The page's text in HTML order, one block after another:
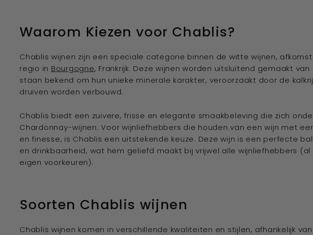
u
r''
Waarom Kiezen voor Chablis?
Chablis wijnen zijn een speciale categorie binnen de witte wijnen,
regio in Bourgogne, Frankrijk. Deze wijnen worden uitsluitend gemaakt
staan bekend om hun unieke minerale karakter, veroorzaakt door de
druiven worden verbouwd.
Chablis biedt een zuivere, frisse en elegante smaakbeleving die zich
Chardonnay-wijnen. Voor wijnliefhebbers die houden van een wijn met
en finesse, is Chablis een uitstekende keuze. Deze wijn is een perfecte
en drinkbaarheid, wat hem geliefd maakt bij vrijwel alle wijnliefhebbers
eigen voorkeuren).
Soorten Chablis wijnen
Chablis wijnen komen in verschillende kwaliteiten en stijlen, afhankelijk